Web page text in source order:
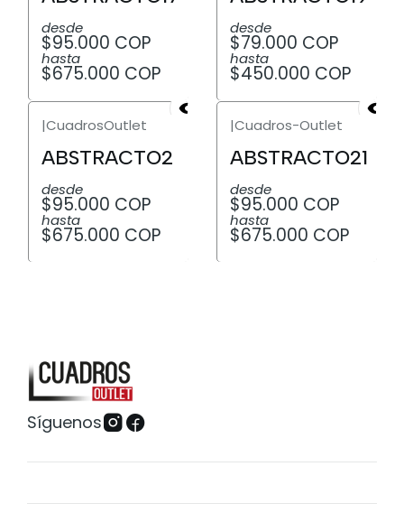
desde
$95.000 COP
hasta
$675.000 COP
desde
$79.000 COP
hasta
$450.000 COP
|CuadrosOutlet
ABSTRACTO2
desde
$95.000 COP
hasta
$675.000 COP
|Cuadros-Outlet
ABSTRACTO21
desde
$95.000 COP
hasta
$675.000 COP
Síguenos